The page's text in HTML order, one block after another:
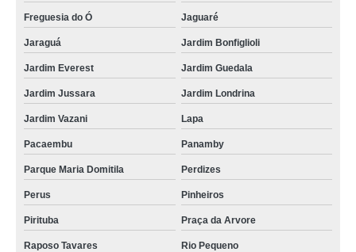
Freguesia do Ó Jaguaré
Jaraguá Jardim Bonfiglioli
Jardim Everest Jardim Guedala
Jardim Jussara Jardim Londrina
Jardim Vazani Lapa
Pacaembu Panamby
Parque Maria Domitila Perdizes
Perus Pinheiros
Pirituba Praça da Arvore
Raposo Tavares Rio Pequeno